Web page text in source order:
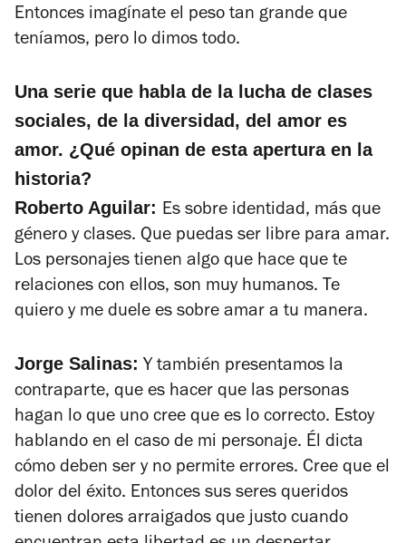
Entonces imagínate el peso tan grande que
teníamos, pero lo dimos todo.
Una serie que habla de la lucha de clases
sociales, de la diversidad, del amor es
amor. ¿Qué opinan de esta apertura en la
historia?
Roberto Aguilar: Es sobre identidad, más que
género y clases. Que puedas ser libre para amar.
Los personajes tienen algo que hace que te
relaciones con ellos, son muy humanos. Te
quiero y me duele es sobre amar a tu manera.
Jorge Salinas: Y también presentamos la
contraparte, que es hacer que las personas
hagan lo que uno cree que es lo correcto. Estoy
hablando en el caso de mi personaje. Él dicta
cómo deben ser y no permite errores. Cree que el
dolor del éxito. Entonces sus seres queridos
tienen dolores arraigados que justo cuando